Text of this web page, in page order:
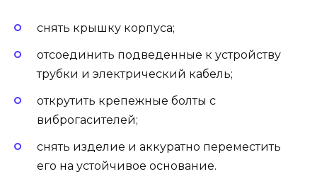
снять крышку корпуса;
отсоединить подведенные к устройству
трубки и электрический кабель;
открутить крепежные болты с
виброгасителей;
снять изделие и аккуратно переместить
его на устойчивое основание.